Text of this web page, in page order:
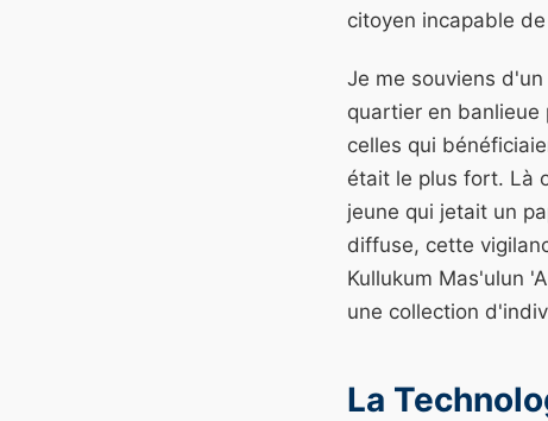
citoyen incapable
Je me souviens
quartier en banlieue
celles qui
était le plus fort. Là
jeune qui jetait un
diffuse, cette
Kullukum Mas'ulun
une collection
La